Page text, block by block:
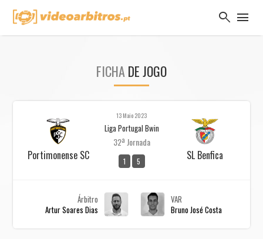
search menu
FICHA DE JOGO
Portimonense SC
13 Maio 2023
Liga Portugal Bwin
32ª Jornada
1 5 SL Benfica
Árbitro
Artur Soares Dias
VAR
Bruno José Costa